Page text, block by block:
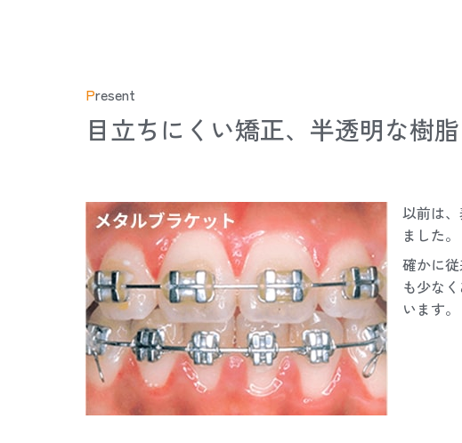
Present
目立ちにくい矯正、半透明な樹
以前は
ました。
確かに
も少な
います。